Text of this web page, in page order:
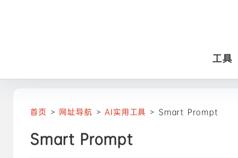
工具
首页 > 网址导航 > AI实用工具 > Smart Prompt
Smart Prompt